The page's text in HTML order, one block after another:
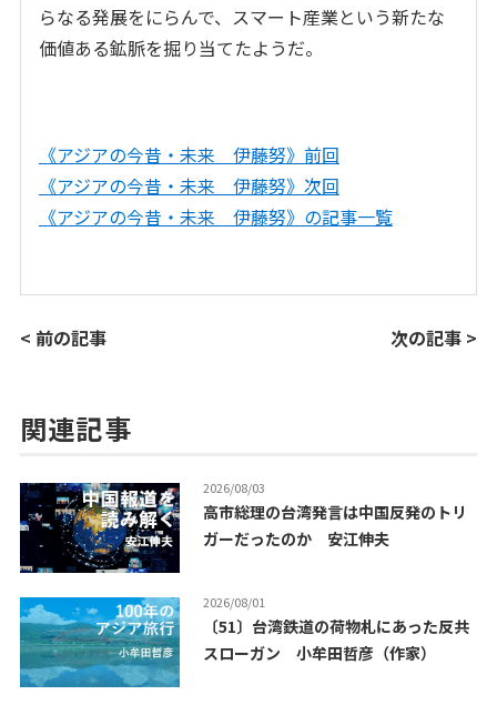
らなる発展をにらんで、スマート産業という新たな
価値ある鉱脈を掘り当てたようだ。
《アジアの今昔・未来 伊藤努》前回
《アジアの今昔・未来 伊藤努》次回
《アジアの今昔・未来 伊藤努》の記事一覧
< 前の記事 次の記事 >
関連記事
2026/08/03
高市総理の台湾発言は中国反発のトリ
ガーだったのか 安江伸夫
2026/08/01
〔51〕台湾鉄道の荷物札にあった反共
スローガン 小牟田哲彦（作家）